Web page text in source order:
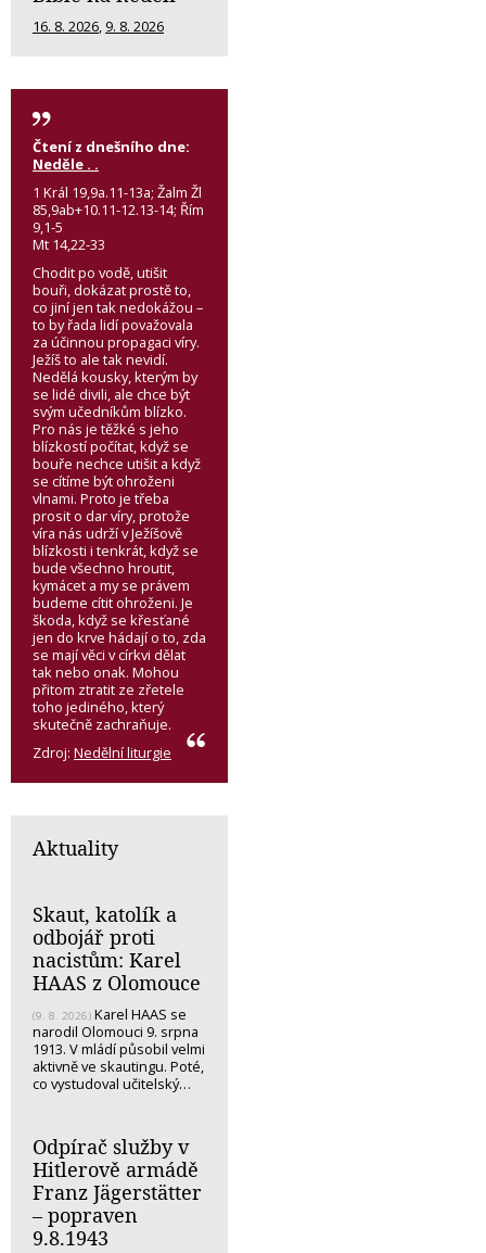
16. 8. 2026, 9. 8. 2026
Čtení z dnešního dne:
Neděle . .
1 Král 19,9a.11-13a; Žalm Žl
85,9ab+10.11-12.13-14; Řím
9,1-5
Mt 14,22-33
Chodit po vodě, utišit
bouři, dokázat prostě to,
co jiní jen tak nedokážou –
to by řada lidí považovala
za účinnou propagaci víry.
Ježíš to ale tak nevidí.
Nedělá kousky, kterým by
se lidé divili, ale chce být
svým učedníkům blízko.
Pro nás je těžké s jeho
blízkostí počítat, když se
bouře nechce utišit a když
se cítíme být ohroženi
vlnami. Proto je třeba
prosit o dar víry, protože
víra nás udrží v Ježíšově
blízkosti i tenkrát, když se
bude všechno hroutit,
kymácet a my se právem
budeme cítit ohroženi. Je
škoda, když se křesťané
jen do krve hádají o to, zda
se mají věci v církvi dělat
tak nebo onak. Mohou
přitom ztratit ze zřetele
toho jediného, který
skutečně zachraňuje.
Zdroj: Nedělní liturgie
Aktuality
Skaut, katolík a
odbojář proti
nacistům: Karel
HAAS z Olomouce
(9. 8. 2026) Karel HAAS se
narodil Olomouci 9. srpna
1913. V mládí působil velmi
aktivně ve skautingu. Poté,
co vystudoval učitelský…
Odpírač služby v
Hitlerově armádě
Franz Jägerstätter
– popraven
9.8.1943